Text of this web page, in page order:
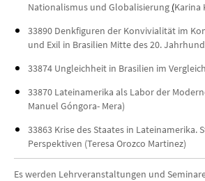
Nationalismus und Globalisierung (Karina
33890 Denkfiguren der Konvivialität im
und Exil in Brasilien Mitte des 20.
33874 Ungleichheit in Brasilien im
33870 Lateinamerika als Labor der
Manuel Góngora- Mera)
33863 Krise des Staates in Lateinamerika.
Perspektiven (Teresa Orozco Martinez)
Es werden Lehrveranstaltungen und